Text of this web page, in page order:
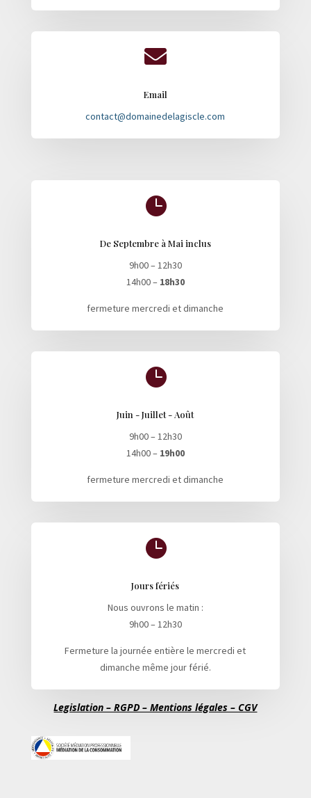

Email
contact@domainedelagiscle.com

De Septembre à Mai inclus
9h00 – 12h30
14h00 – 18h30
fermeture mercredi et dimanche

Juin - Juillet - Août
9h00 – 12h30
14h00 – 19h00
fermeture mercredi et dimanche

Jours fériés
Nous ouvrons le matin :
9h00 – 12h30
Fermeture la journée entière le mercredi et
dimanche même jour férié.
Legislation – RGPD – Mentions légales – CGV